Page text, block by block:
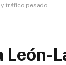
tráfico pesado